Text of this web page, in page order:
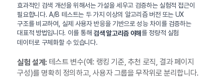
효과적인 검색 개선을 위해서는 가설을 세우고 검증하는 실험적 접근이
필요합니다. A/B 테스트는 두 가지 이상의 알고리즘 버전 또는 UX
구조를 비교하여, 실제 사용자 반응을 기반으로 성능 차이를 검증하는
대표적 방법입니다. 이를 통해검색 알고리즘 이해 를 정량적 실험
데이터로 구체화할 수 있습니다.
실험 설계:테스트 변수(예: 랭킹 기준, 추천 로직, 결과 페이지
구성)를 명확히 정의하고, 사용자 그룹을 무작위로 분리합니다.